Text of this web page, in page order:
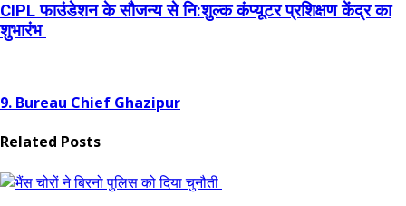
CIPL फाउंडेशन के सौजन्य से नि:शुल्क कंप्यूटर प्रशिक्षण केंद्र का
शुभारंभ
9. Bureau Chief Ghazipur
Related Posts